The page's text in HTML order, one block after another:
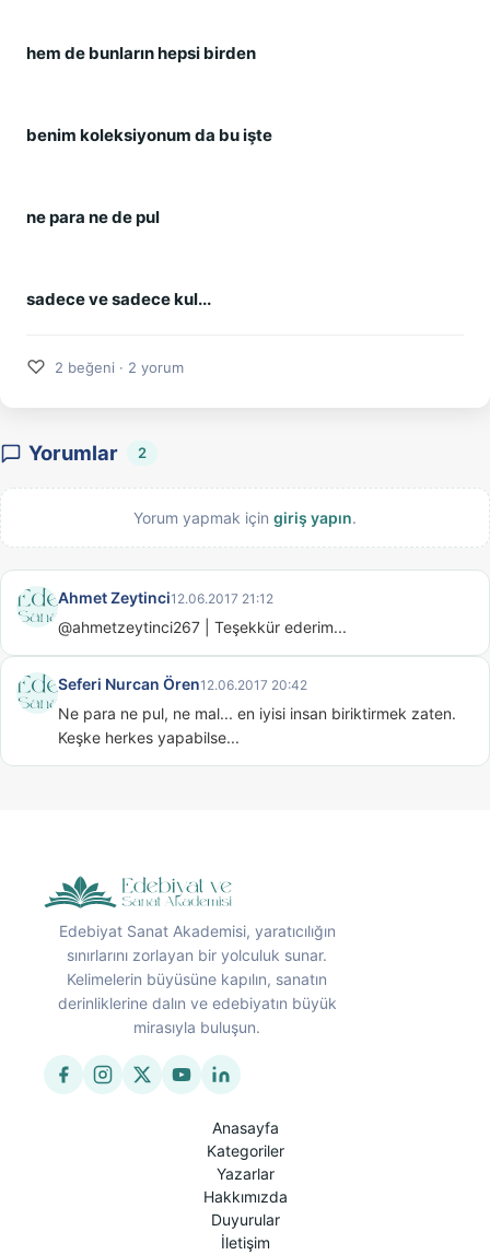
hem de bunların hepsi birden
benim koleksiyonum da bu işte
ne para ne de pul
sadece ve sadece kul...
♡ 2 beğeni · 2 yorum
Yorumlar 2
Yorum yapmak için giriş yapın.
Ahmet Zeytinci12.06.2017 21:12
@ahmetzeytinci267 | Teşekkür ederim...
Seferi Nurcan Ören12.06.2017 20:42
Ne para ne pul, ne mal... en iyisi insan biriktirmek zaten.
Keşke herkes yapabilse...
Edebiyat Sanat Akademisi, yaratıcılığın
sınırlarını zorlayan bir yolculuk sunar.
Kelimelerin büyüsüne kapılın, sanatın
derinliklerine dalın ve edebiyatın büyük
mirasıyla buluşun.
Anasayfa
Kategoriler
Yazarlar
Hakkımızda
Duyurular
İletişim